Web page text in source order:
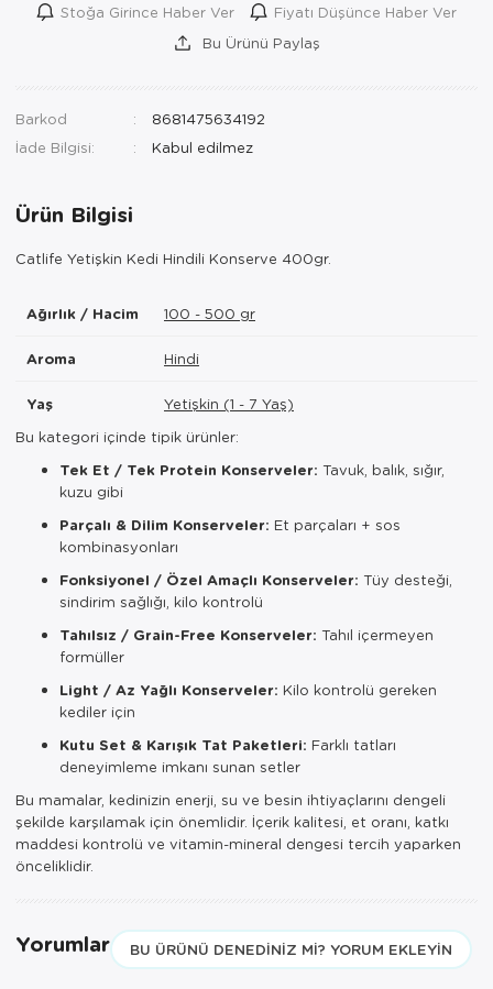
Stoğa Girince Haber Ver
Fiyatı Düşünce Haber Ver
Bu Ürünü Paylaş
Barkod
8681475634192
İade Bilgisi:
Ürün Bilgisi
Catlife Yetişkin Kedi Hindili Konserve 400gr.
Ağırlık / Hacim 100 - 500 gr
Aroma Hindi
Yaş
Yetişkin (1 - 7 Yaş)
Bu kategori içinde tipik ürünler:
Tek Et / Tek Protein Konserveler: Tavuk, balık, sığır,
kuzu gibi
Parçalı & Dilim Konserveler: Et parçaları + sos
kombinasyonları
Fonksiyonel / Özel Amaçlı Konserveler: Tüy desteği,
sindirim sağlığı, kilo kontrolü
Tahılsız / Grain-Free Konserveler: Tahıl içermeyen
formüller
Light / Az Yağlı Konserveler: Kilo kontrolü gereken
kediler için
Kutu Set & Karışık Tat Paketleri: Farklı tatları
deneyimleme imkanı sunan setler
Bu mamalar, kedinizin enerji, su ve besin ihtiyaçlarını dengeli
şekilde karşılamak için önemlidir. İçerik kalitesi, et oranı, katkı
maddesi kontrolü ve vitamin-mineral dengesi tercih yaparken
önceliklidir.
Yorumlar BU ÜRÜNÜ DENEDINIZ MI? YORUM EKLEYIN